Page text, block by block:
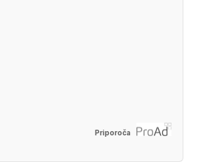
Priporoča